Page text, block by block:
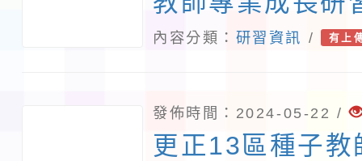
畫-夢的N次方素
內容分類： 研習資訊 / 有上
發佈時間：2024-05-22 /
更正13區種子教